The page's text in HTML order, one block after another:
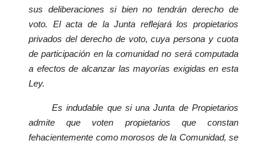
sus deliberaciones si bien no tendrán derecho de
voto. El acta de la Junta reflejará los propietarios
privados del derecho de voto, cuya persona y cuota
de participación en la comunidad no será computada
a efectos de alcanzar las mayorías exigidas en esta
Ley.
Es indudable que si una Junta de Propietarios
admite que voten propietarios que constan
fehacientemente como morosos de la Comunidad, se